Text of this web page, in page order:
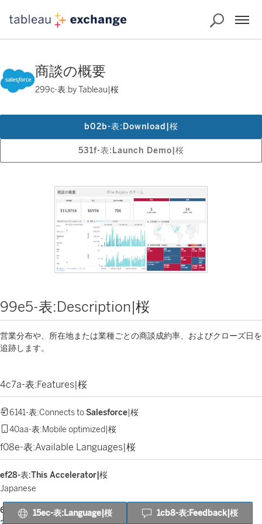
商談の概要
299c-表:by Tableau|桜
531f-表:Launch Demo|桜
b02b-表:Download|桜
99e5-表:Description|桜
営業分布や、所在地または業種ごとの商談成約率、およびクローズ日を
追跡します。
4c7a-表:Features|桜
6141-表:Connects toSalesforce |桜
40aa-表:Mobile optimized|桜
f08e-表:Available Languages|桜
ef28-表:This Accelerator|桜
Japanese
685e-表:Also available in|桜
15ec-表:Language|桜 1cb8-表:Feedback|桜